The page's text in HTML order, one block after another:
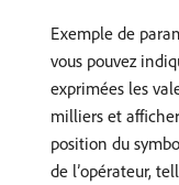
Exemple de
vous pouvez
exprimées les
milliers et
position du
de l’opérateur,